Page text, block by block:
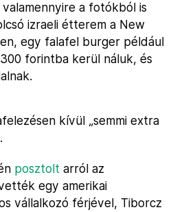
a fotókból is
izraeli étterem a New
egy falafel burger például
forintba kerül náluk, és
kívül „semmi extra
posztolt arról az
egy amerikai
vállalkozó férjével, Tiborcz